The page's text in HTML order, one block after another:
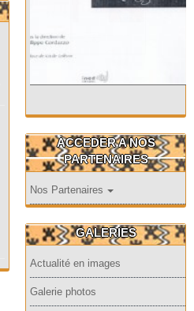
ACCEDER A NOS
PARTENAIRES
Nos Partenaires
GALERIES
Actualité en images
Galerie photos